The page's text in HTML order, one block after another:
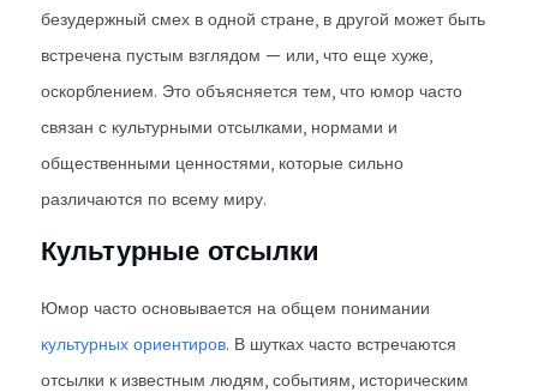
безудержный смех в одной стране, в другой может быть
встречена пустым взглядом — или, что еще хуже,
оскорблением. Это объясняется тем, что юмор часто
связан с культурными отсылками, нормами и
общественными ценностями, которые сильно
различаются по всему миру.
Культурные отсылки
Юмор часто основывается на общем понимании
культурных ориентиров. В шутках часто встречаются
отсылки к известным людям, событиям, историческим